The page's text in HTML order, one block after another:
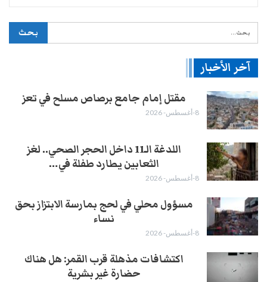
آخر الأخبار
مقتل إمام جامع برصاص مسلح في تعز
8-أغسطس- 2026
اللدغة الـ11 داخل الحجر الصحي.. لغز
الثعابين يطارد طفلة في…
8-أغسطس- 2026
مسؤول محلي في لحج بمارسة الابتزاز بحق
نساء
8-أغسطس- 2026
اكتشافات مذهلة قرب القمر: هل هناك
حضارة غير بشرية